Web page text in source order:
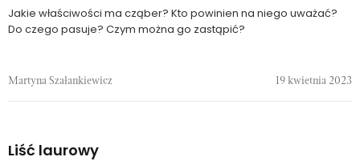
Jakie właściwości ma cząber? Kto powinien na niego uważać?
Do czego pasuje? Czym można go zastąpić?
Martyna Szałankiewicz 19 kwietnia 2023
Liść laurowy